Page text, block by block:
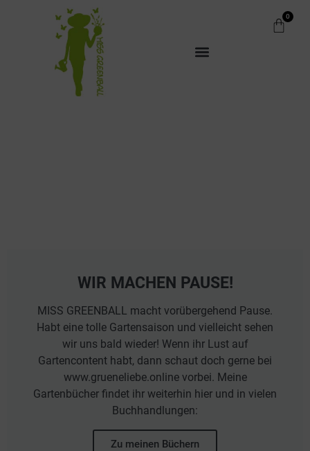
0
WIR MACHEN PAUSE!
MISS GREENBALL macht vorübergehend Pause.
Habt eine tolle Gartensaison und vielleicht sehen
wir uns bald wieder! Wenn ihr Lust auf
Gartencontent habt, dann schaut doch gerne bei
www.grueneliebe.online vorbei. Meine
Gartenbücher findet ihr weiterhin hier und in vielen
Buchhandlungen:
Zu meinen Büchern